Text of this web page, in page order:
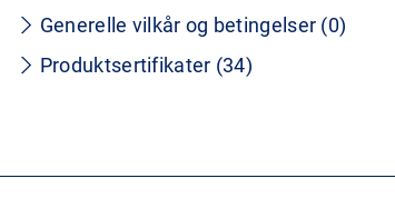
Generelle vilkår og betingelser (0)
Produktsertifikater (34)